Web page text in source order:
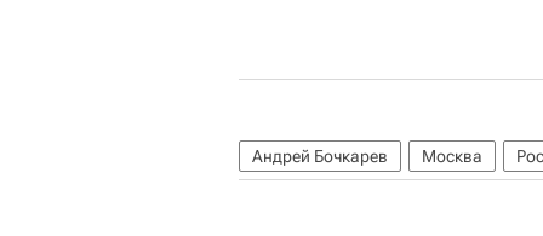
Андрей Бочкарев Москва